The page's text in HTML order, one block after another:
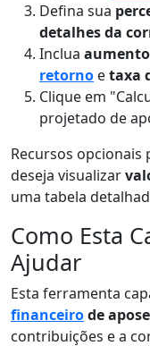
Defina sua
detalhes da
Inclua
retorno etaxa
Clique em
projetado de
Recursos opcionais
deseja visualizar
uma tabela
Como Esta
Ajudar
Esta ferramenta
financeirode
contribuições e a